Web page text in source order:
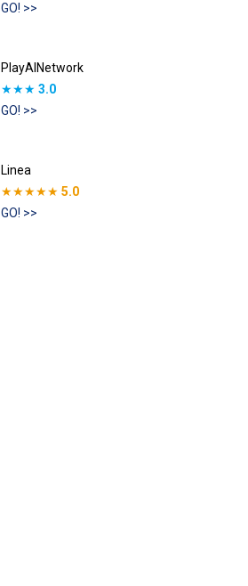
GO! >>
PlayAINetwork
★★★ 3.0
GO! >>
Linea
★★★★★ 5.0
GO! >>